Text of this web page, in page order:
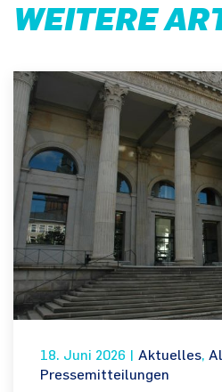
WEITERE
18. Juni 2026 Aktuelles,
Pressemitteilungen